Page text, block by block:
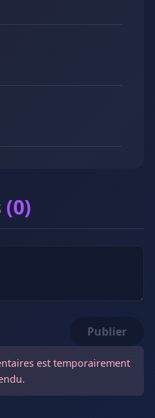
Publier
est temporairement